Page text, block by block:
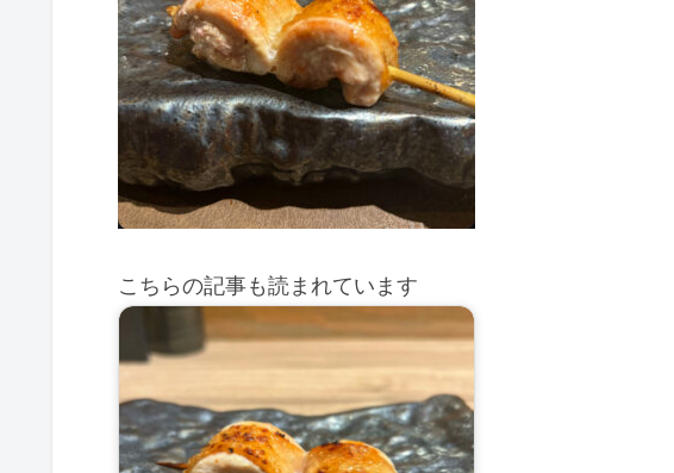
こちらの記事も読まれています